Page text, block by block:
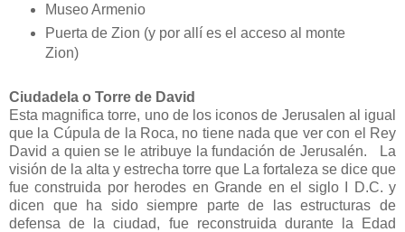
Museo Armenio
Puerta de Zion (y por allí es el acceso al monte
Zion)
Ciudadela o Torre de David
Esta magnifica torre, uno de los iconos de Jerusalen al igual
que la Cúpula de la Roca, no tiene nada que ver con el Rey
David a quien se le atribuye la fundación de Jerusalén. La
visión de la alta y estrecha torre que La fortaleza se dice que
fue construida por herodes en Grande en el siglo I D.C. y
dicen que ha sido siempre parte de las estructuras de
defensa de la ciudad, fue reconstruida durante la Edad